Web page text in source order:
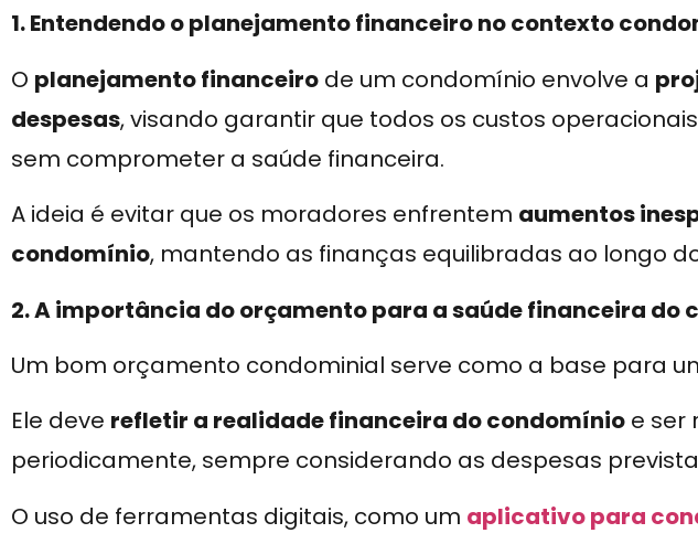
1. Entendendo o planejamento financeiro no contexto
O planejamento financeiro de um condomínio envolve a
despesas, visando garantir que todos os custos
sem comprometer a saúde financeira.
A ideia é evitar que os moradores enfrentem aumentos
condomínio, mantendo as finanças equilibradas ao longo
2. A importância do orçamento para a saúde financeira do
Um bom orçamento condominial serve como a base para
Ele deve refletir a realidade financeira do condomínio e ser
periodicamente, sempre considerando as despesas
O uso de ferramentas digitais, como um aplicativo para